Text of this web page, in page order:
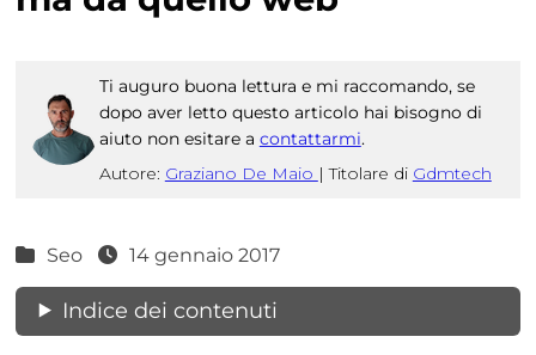
Ti auguro buona lettura e mi raccomando, se
dopo aver letto questo articolo hai bisogno di
aiuto non esitare a contattarmi.
Autore: Graziano De Maio | Titolare di Gdmtech
Seo 14 gennaio 2017
Indice dei contenuti